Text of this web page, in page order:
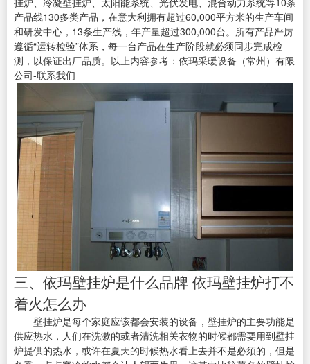
产品线130多类产品，在意大利拥有超过60,000平方米的生产车间
和研发中心，13条生产线，年产量超过300,000台。所有产品严厉
遵循“运转检验”体系，每一台产品在生产阶段就必须同步完成检
测，以保证出厂品质。以上内容参考：依玛采暖设备（常州）有限
公司-联系我们
三、依玛壁挂炉是什么品牌 依玛壁挂炉打不
着火怎么办
壁挂炉是每个家庭应该都会安装的设备，壁挂炉的主要功能是
供应热水，人们在洗漱的或者清洗相关衣物的时候都需要用到壁挂
炉提供的热水，或许在夏天的时候热水看上去并不是必须的，但是